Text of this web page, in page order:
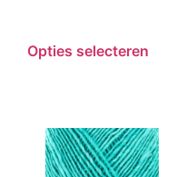
Opties selecteren